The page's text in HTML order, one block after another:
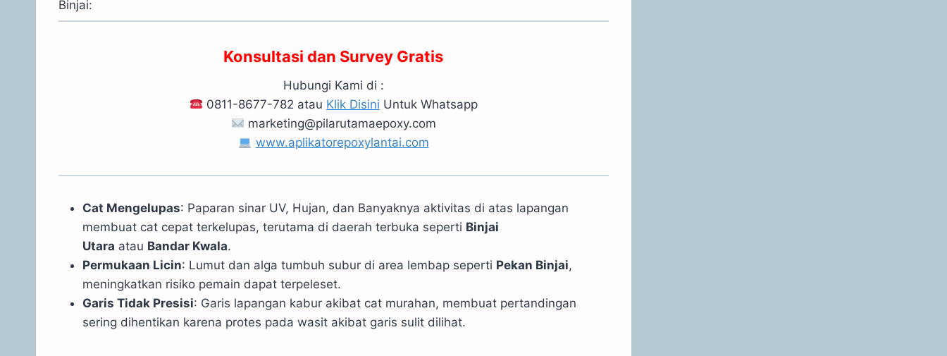
Binjai:
Konsultasi dan Survey Gratis
Hubungi Kami di :
0811-8677-782 atau Klik Disini Untuk Whatsapp
marketing@pilarutamaepoxy.com
www.aplikatorepoxylantai.com
Cat Mengelupas: Paparan sinar UV, Hujan, dan Banyaknya aktivitas di atas lapangan
membuat cat cepat terkelupas, terutama di daerah terbuka seperti Binjai
Utara atau Bandar Kwala.
Permukaan Licin: Lumut dan alga tumbuh subur di area lembap seperti Pekan Binjai,
meningkatkan risiko pemain dapat terpeleset.
Garis Tidak Presisi: Garis lapangan kabur akibat cat murahan, membuat pertandingan
sering dihentikan karena protes pada wasit akibat garis sulit dilihat.